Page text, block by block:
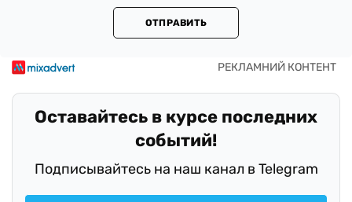
ОТПРАВИТЬ
Оставайтесь в курсе последних
событий!
Подписывайтесь на наш канал в Telegram